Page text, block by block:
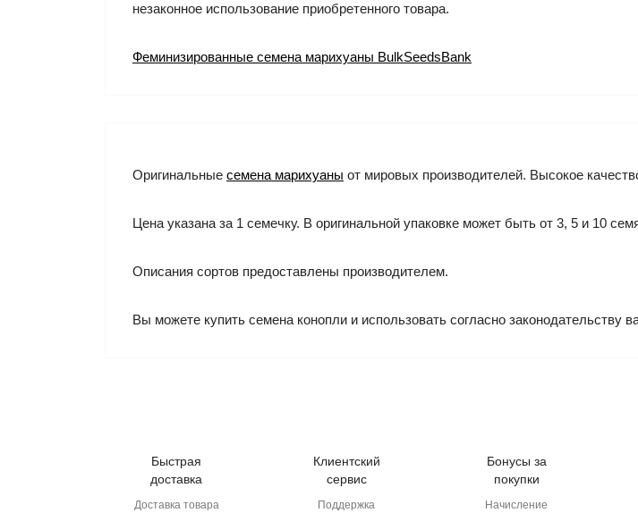
незаконное использование приобретенного товара.
Феминизированные семена марихуаны BulkSeedsBank
Оригинальные семена марихуаны от мировых производителей. Высокое
Цена указана за 1 семечку. В оригинальной упаковке может быть от 3, 5 и 10
Описания сортов предоставлены производителем.
Вы можете купить семена конопли и использовать согласно законодательству
Быстрая
доставка
Доставка товара
Клиентский
сервис
Поддержка
Бонусы за
покупки
Начисление